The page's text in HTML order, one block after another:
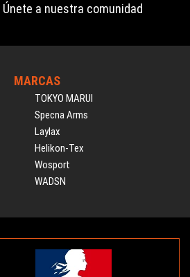
Únete a nuestra comunidad
MARCAS
TOKYO MARUI
Specna Arms
Laylax
Helikon-Tex
Wosport
WADSN